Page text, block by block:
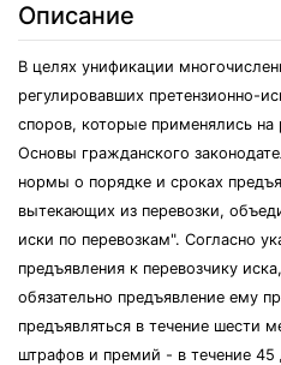
Описание
В целях унификации
регулировавших претензионно-
споров, которые применялись на
Основы гражданского
нормы о порядке и сроках
вытекающих из перевозки,
иски по перевозкам". Согласно
предъявления к перевозчику
обязательно предъявление ему
предъявляться в течение шести
штрафов и премий - в течение 45